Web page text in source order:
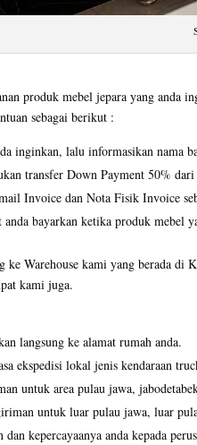
produk mebel jepara yang anda
sebagai berikut :
inginkan, lalu informasikan nama
transfer Down Payment 50%
Invoice dan Nota Fisik Invoice
bayarkan ketika produk mebel
ke Warehouse kami yang berada
kami juga.
langsung ke alamat rumah anda.
ekspedisi lokal jenis kendaraan
untuk area pulau jawa,
untuk luar pulau jawa, luar
kepercayaanya anda kepada